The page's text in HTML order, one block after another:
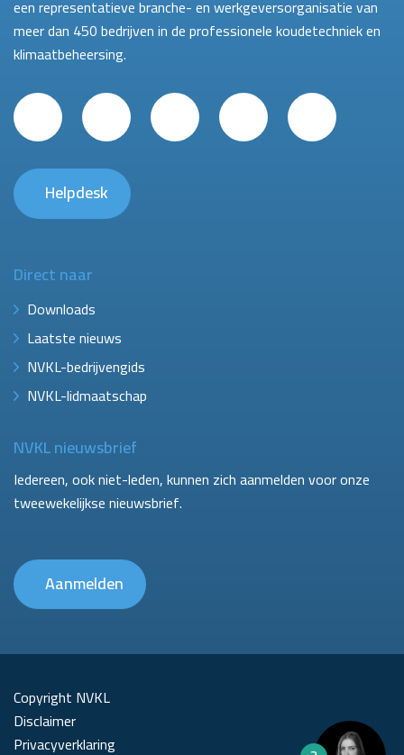
een representatieve branche- en werkgeversorganisatie van
meer dan 450 bedrijven in de professionele koudetechniek en
klimaatbeheersing.
Helpdesk
Direct naar
Downloads
Laatste nieuws
NVKL-bedrijvengids
NVKL-lidmaatschap
NVKL nieuwsbrief
Iedereen, ook niet-leden, kunnen zich aanmelden voor onze
tweewekelijkse nieuwsbrief.
Aanmelden
Copyright NVKL
Disclaimer
Privacyverklaring